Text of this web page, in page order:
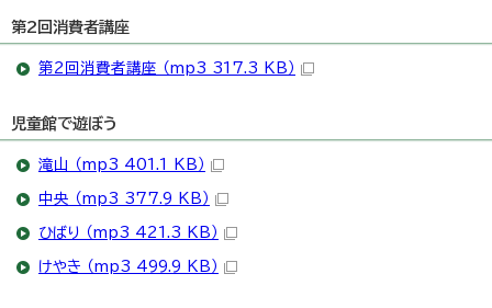
第2回消費者講座
第2回消費者講座 （mp3 317.3 KB）
児童館で遊ぼう
滝山 （mp3 401.1 KB）
中央 （mp3 377.9 KB）
ひばり （mp3 421.3 KB）
けやき （mp3 499.9 KB）